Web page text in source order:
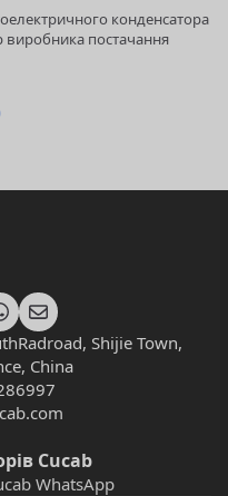
конденсатора
виробника постачання
Shijie Town,
China
Cucab
WhatsApp